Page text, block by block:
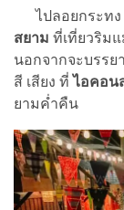
ไปลอยกระทง
สยาม ที่เที่ยวริม
นอกจากจะบรรย
สี เสียง ที่ไอคอน
ยามค่ำคืน